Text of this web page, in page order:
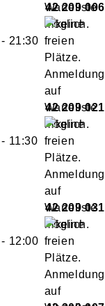
42 209 006
- 21:30
42 209 021
- 11:30
42 209 031
- 12:00